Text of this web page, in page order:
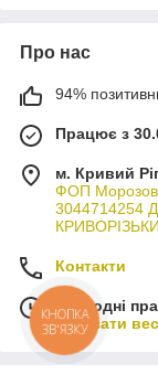
Про нас
94%
Працює з
м. Кривий
ФОП Морозов
3044714254
Контакти
Сьогодні
Показати
КНОПКА
ЗВ'ЯЗКУ